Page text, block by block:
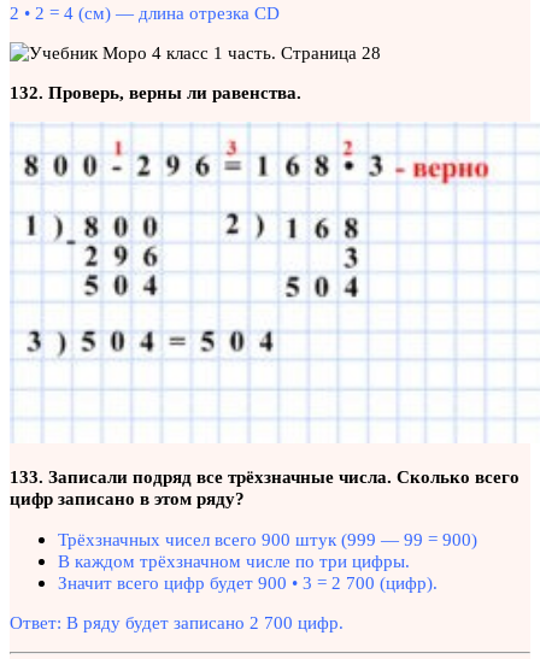
2 • 2 = 4 (см) — длина отрезка CD
132. Проверь, верны ли равенства.
133. Записали подряд все трёхзначные числа. Сколько всего
цифр записано в этом ряду?
Трёхзначных чисел всего 900 штук (999 — 99 = 900)
В каждом трёхзначном числе по три цифры.
Значит всего цифр будет 900 • 3 = 2 700 (цифр).
Ответ: В ряду будет записано 2 700 цифр.